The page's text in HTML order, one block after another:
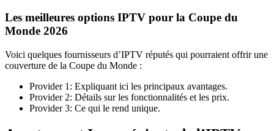
Les meilleures options IPTV pour la Coupe du
Monde 2026
Voici quelques fournisseurs d’IPTV réputés qui pourraient offrir une
couverture de la Coupe du Monde :
Provider 1: Expliquant ici les principaux avantages.
Provider 2: Détails sur les fonctionnalités et les prix.
Provider 3: Ce qui le rend unique.